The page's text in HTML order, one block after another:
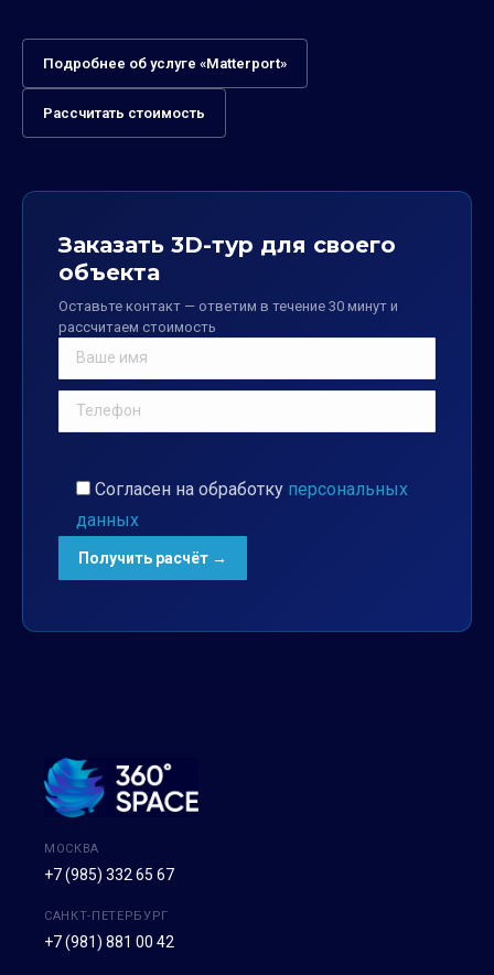
Подробнее об услуге «Matterport»
Рассчитать стоимость
Заказать 3D-тур для своего
объекта
Оставьте контакт — ответим в течение 30 минут и
рассчитаем стоимость
Согласен на обработку персональных
данных
МОСКВА
+7 (985) 332 65 67
САНКТ-ПЕТЕРБУРГ
+7 (981) 881 00 42